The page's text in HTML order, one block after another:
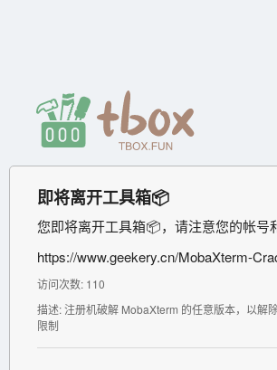
即将离开工具箱📦
您即将离开工具箱📦，请注意您的帐号
https://www.geekery.cn/MobaXterm-
访问次数: 110
描述: 注册机破解 MobaXterm 的任意版本，以解
限制